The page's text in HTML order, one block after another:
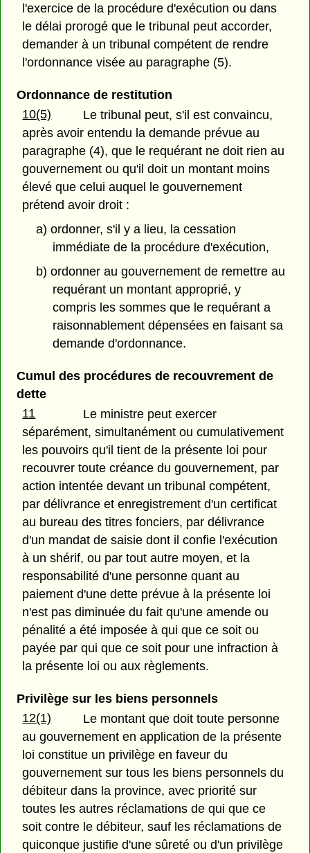
l'exercice de la procédure d'exécution ou dans
le délai prorogé que le tribunal peut accorder,
demander à un tribunal compétent de rendre
l'ordonnance visée au paragraphe (5).
Ordonnance de restitution
10(5)
Le tribunal peut, s'il est convaincu,
après avoir entendu la demande prévue au
paragraphe (4), que le requérant ne doit rien au
gouvernement ou qu'il doit un montant moins
élevé que celui auquel le gouvernement
prétend avoir droit :
a) ordonner, s'il y a lieu, la cessation
immédiate de la procédure d'exécution,
b) ordonner au gouvernement de remettre au
requérant un montant approprié, y
compris les sommes que le requérant a
raisonnablement dépensées en faisant sa
demande d'ordonnance.
Cumul des procédures de recouvrement de
dette
11
Le ministre peut exercer
séparément, simultanément ou cumulativement
les pouvoirs qu'il tient de la présente loi pour
recouvrer toute créance du gouvernement, par
action intentée devant un tribunal compétent,
par délivrance et enregistrement d'un certificat
au bureau des titres fonciers, par délivrance
d'un mandat de saisie dont il confie l'exécution
à un shérif, ou par tout autre moyen, et la
responsabilité d'une personne quant au
paiement d'une dette prévue à la présente loi
n'est pas diminuée du fait qu'une amende ou
pénalité a été imposée à qui que ce soit ou
payée par qui que ce soit pour une infraction à
la présente loi ou aux règlements.
Privilège sur les biens personnels
12(1)
Le montant que doit toute personne
au gouvernement en application de la présente
loi constitue un privilège en faveur du
gouvernement sur tous les biens personnels du
débiteur dans la province, avec priorité sur
toutes les autres réclamations de qui que ce
soit contre le débiteur, sauf les réclamations de
quiconque justifie d'une sûreté ou d'un privilège